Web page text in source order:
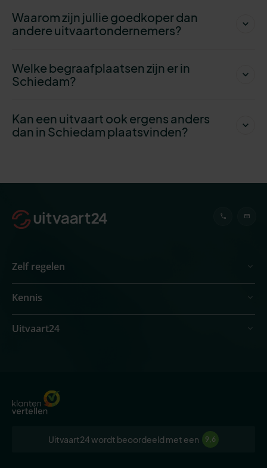
Waarom zijn jullie goedkoper dan
andere uitvaartondernemers?
Welke begraafplaatsen zijn er in
Schiedam?
Kan een uitvaart ook ergens anders
dan in Schiedam plaatsvinden?
Zelf regelen
Kennis
Uitvaart24
Uitvaart24 wordt beoordeeld met een 9,6